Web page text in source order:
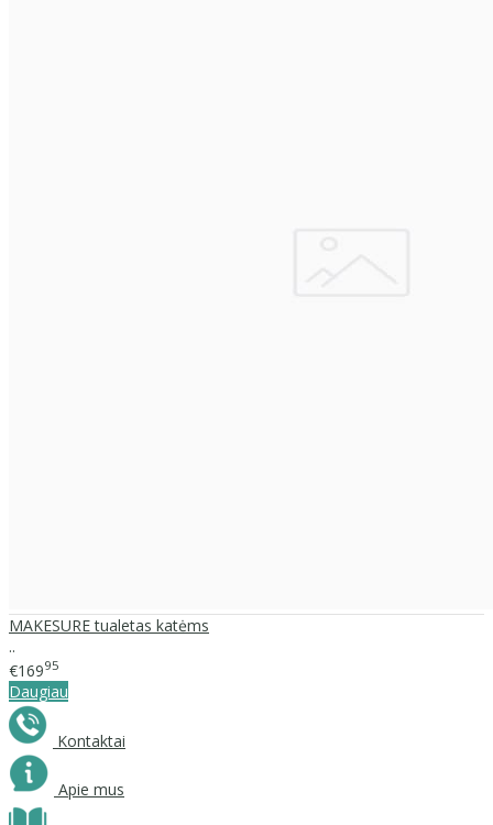
MAKESURE tualetas katėms
..
€16995
Daugiau
Kontaktai
Apie mus